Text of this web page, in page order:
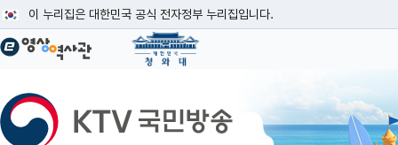
이 누리집은 대한민국 공식 전자정부 누리집입니다.
공식 누리집 주소 확인하기
이밖에 or.kr 또는 .kr등 다른 도메인 주소를 사용하고 있다면 아래 URL에서
운영중인 공식 누리집보기
KTV국민방송
본문